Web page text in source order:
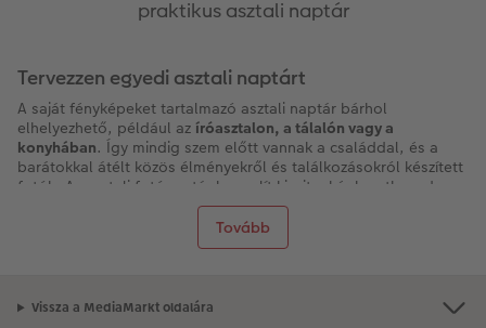
praktikus asztali naptár
Tovább
Tervezzen egyedi asztali naptárt
A saját fényképeket tartalmazó asztali naptár bárhol
elhelyezhető, például az íróasztalon, a tálalón vagy a
konyhában. Így mindig szem előtt vannak a családdal, és a
barátokkal átélt közös élményekről és találkozásokról készített
fotók. Az asztali fotónaptár hasonlít kicsit a képkerethez, de
lapozhatósága miatt változatosabb dekoráció annál. Mivel
havonta lapoz tovább a következő fényképre, mindig négy
hétig élvezheti a gyönyörű eseményről készült felvételeket.
Asztali naptár sokféle kivitelben
Vissza a MediaMarkt oldalára